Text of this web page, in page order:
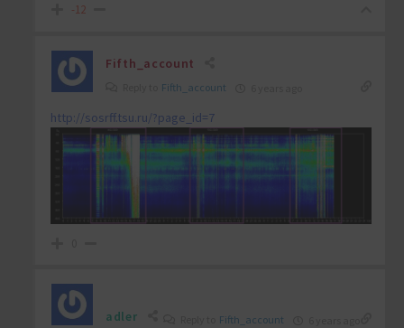
-12
Fifth_account
Fifth_account
http://sosrff.tsu.ru/?page_id=7
adler Fifth_account